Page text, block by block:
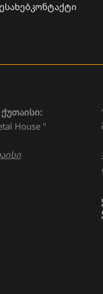
კონტაქტი
House "